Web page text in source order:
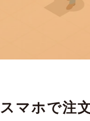
スマホで注